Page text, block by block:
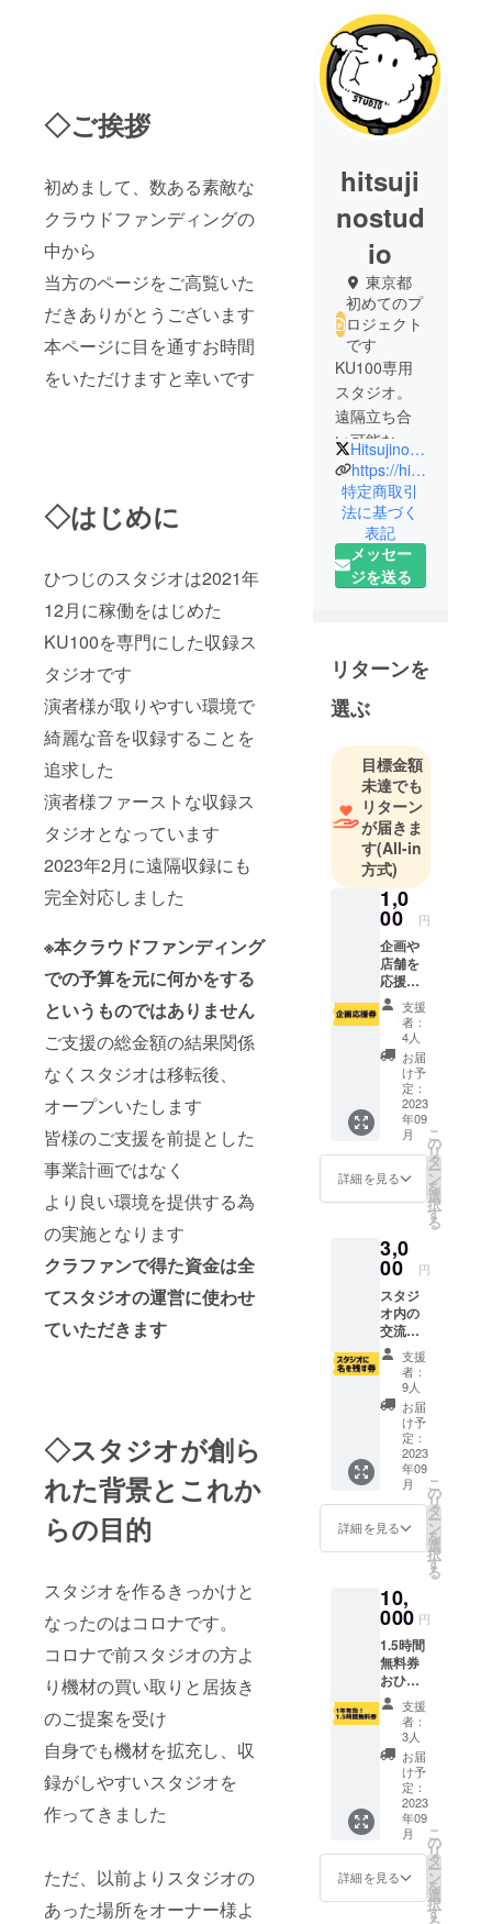
◇ご挨拶
初めまして、数ある素敵な
クラウドファンディングの
中から
当方のページをご高覧いた
だきありがとうございます
本ページに目を通すお時間
をいただけますと幸いです
◇はじめに
ひつじのスタジオは2021年
12月に稼働をはじめた
KU100を専門にした収録ス
タジオです
演者様が取りやすい環境で
綺麗な音を収録することを
追求した
演者様ファーストな収録ス
タジオとなっています
2023年2月に遠隔収録にも
完全対応しました
※本クラウドファンディング
での予算を元に何かをする
というものではありません
ご支援の総金額の結果関係
なくスタジオは移転後、
オープンいたします
皆様のご支援を前提とした
事業計画ではなく
より良い環境を提供する為
の実施となります
クラファンで得た資金は全
てスタジオの運営に使わせ
ていただきます
◇スタジオが創ら
れた背景とこれか
らの目的
スタジオを作るきっかけと
なったのはコロナです。
コロナで前スタジオの方よ
り機材の買い取りと居抜き
のご提案を受け
自身でも機材を拡充し、収
録がしやすいスタジオを
作ってきました
ただ、以前よりスタジオの
あった場所をオーナー様よ
hitsuji
nostud
io
東京都
初めてのプ
ロジェクト
です
KU100専用
スタジオ。
遠隔立ち合
い可能な収
録スタジオ
です。
ご相談に
よってはモ
ノラル対応
など個別対
法人のみな
らず様々な
お客様の
わせて音を
ご提供して
います。
HitsujinoStudio
https://hitsujinostudio.mystrikingly.com/
特定商取引
法に基づく
表記
メッセー
ジを送る
リターンを
選ぶ
目標金額
未達でも
リターン
が届きま
す(All-in
方式)
1,0
00 円
企画や
店舗を
応援し
ている
よ！
と、支
援して
下さる
方はこ
ちらか
ら。 後
日お礼
のメー
ルをお
送りさ
せて頂
す。 皆
様の応
援とて
も励み
になり
ます、
どうも
ありが
とうご
ざいま
す！
支援
者：
4人
お届
け予
定：
2023
年09
月
詳細を見る
こ
の
リ
タ
ー
ン
を
選
択
す
る
3,0
00 円
スタジ
オ内の
交流
ノート
にお名
前を掲
載いた
しま
す。 更
に後日
お礼の
メール
をお送
りさせ
て頂き
ます。
ニック
ネーム
や会社
名、グ
ループ
名をお
選び頂
けま
す。
※YouTu
ber,VTu
berの方
でした
ら記載
したい
アドレ
スやア
支援
者：
9人
お届
け予
定：
2023
年09
月
詳細を見る
こ
の
リ
タ
ー
ン
を
選
択
す
る
10,
000 円
1.5時間
無料券
おひと
り様1回
だけ使
えま
す。複
数名で
の使用
はNGで
す。 ク
ラウド
ファン
ティン
グ締め
切り
支援
者：
3人
お届
け予
定：
2023
年09
月
詳細を見る
こ
の
リ
タ
ー
ン
を
選
択
す